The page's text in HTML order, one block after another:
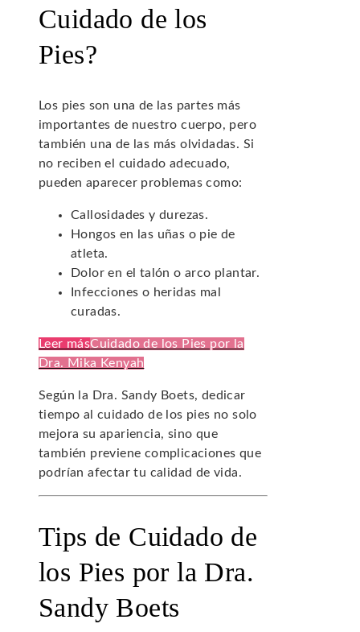
Cuidado de los
Pies?
Los pies son una de las partes más
importantes de nuestro cuerpo, pero
también una de las más olvidadas. Si
no reciben el cuidado adecuado,
pueden aparecer problemas como:
Callosidades y durezas.
Hongos en las uñas o pie de
atleta.
Dolor en el talón o arco plantar.
Infecciones o heridas mal
curadas.
Leer másCuidado de los Pies por la
Dra. Mika Kenyah
Según la Dra. Sandy Boets, dedicar
tiempo al cuidado de los pies no solo
mejora su apariencia, sino que
también previene complicaciones que
podrían afectar tu calidad de vida.
Tips de Cuidado de
los Pies por la Dra.
Sandy Boets